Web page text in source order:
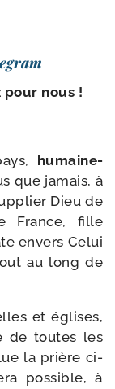
pour nous !
humai­ne­
que jamais, à
Dieu de
France, fille
envers Celui
au long de
et églises,
de toutes les
la prière ci-
pos­sible, à